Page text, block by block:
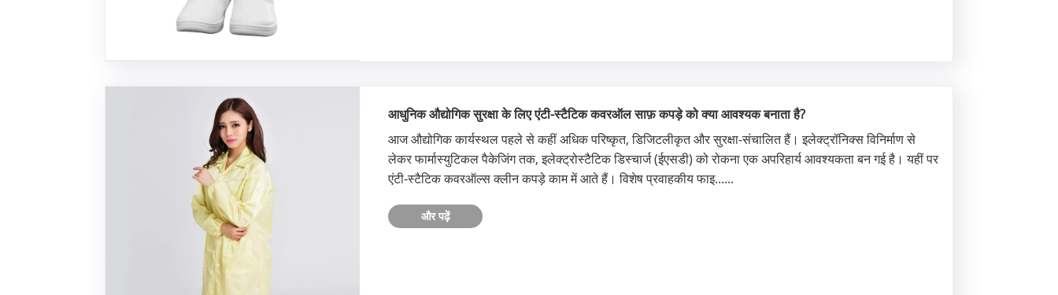
आधुनिक औद्योगिक सुरक्षा के लिए एंटी-स्टैटिक कवरऑल साफ़ कपड़े को क्या आवश्यक बनाता है?
​आज औद्योगिक कार्यस्थल पहले से कहीं अधिक परिष्कृत, डिजिटलीकृत और सुरक्षा-संचालित हैं। इलेक्ट्रॉनिक्स विनिर्माण से
लेकर फार्मास्युटिकल पैकेजिंग तक, इलेक्ट्रोस्टैटिक डिस्चार्ज (ईएसडी) को रोकना एक अपरिहार्य आवश्यकता बन गई है। यहीं पर
एंटी-स्टैटिक कवरऑल्स क्लीन कपड़े काम में आते हैं। विशेष प्रवाहकीय फाइ......
और पढ़ें